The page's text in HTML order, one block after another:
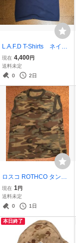
L.A.F.D T-Shirts ネイビ
ー XLサイズ 半袖 中
古 Tシャツ ロサンゼル
ス 消防局 911 LAFD
現在 4,400円
送料未定
0
2日
ロスコ ROTHCO タンク
トップ Mサイズ ウッド
ランドカモ 中古 WL 迷
彩 カモフラージュ柄 Tシ
現在 1円
送料未定
0
1日
本日終了